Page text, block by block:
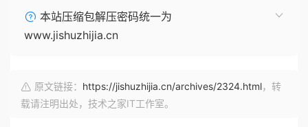
本站压缩包解压密码统一为
www.jishuzhijia.cn
原文链接： https://jishuzhijia.cn/archives/2324.html，转
载请注明出处，技术之家IT工作室。